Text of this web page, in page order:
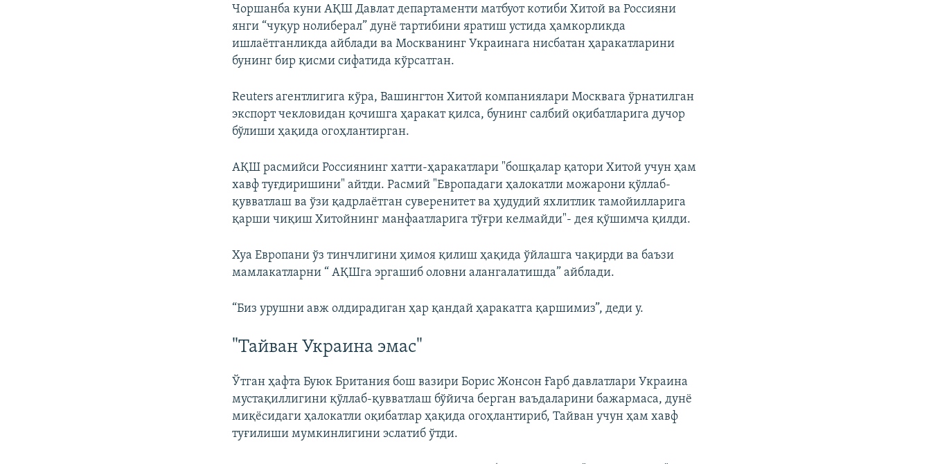
Чоршанба куни АҚШ Давлат департаменти матбуот котиби Хитой ва Россияни
янги “чуқур нолиберал” дунё тартибини яратиш устида ҳамкорликда
ишлаётганликда айблади ва Москванинг Украинага нисбатан ҳаракатларини
бунинг бир қисми сифатида кўрсатган.
Reuters агентлигига кўра, Вашингтон Хитой компаниялари Москвага ўрнатилган
экспорт чекловидан қочишга ҳаракат қилса, бунинг салбий оқибатларига дучор
бўлиши ҳақида огоҳлантирган.
АҚШ расмийси Россиянинг хатти-ҳаракатлари "бошқалар қатори Хитой учун ҳам
хавф туғдиришини" айтди. Расмий "Европадаги ҳалокатли можарони қўллаб-
қувватлаш ва ўзи қадрлаётган суверенитет ва ҳудудий яхлитлик тамойилларига
қарши чиқиш Хитойнинг манфаатларига тўғри келмайди"- дея қўшимча қилди.
Хуа Европани ўз тинчлигини ҳимоя қилиш ҳақида ўйлашга чақирди ва баъзи
мамлакатларни “ АҚШга эргашиб оловни алангалатишда” айблади.
“Биз урушни авж олдирадиган ҳар қандай ҳаракатга қаршимиз”, деди у.
"Тайван Украина эмас"
Ўтган ҳафта Буюк Британия бош вазири Борис Жонсон Ғарб давлатлари Украина
мустақиллигини қўллаб-қувватлаш бўйича берган ваъдаларини бажармаса, дунё
миқёсидаги ҳалокатли оқибатлар ҳақида огоҳлантириб, Тайван учун ҳам хавф
туғилиши мумкинлигини эслатиб ўтди.